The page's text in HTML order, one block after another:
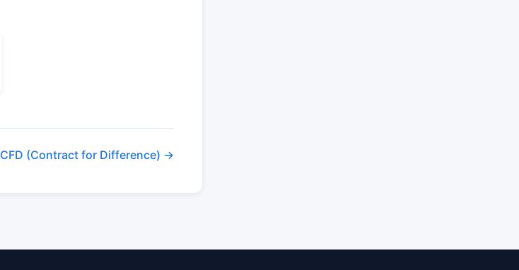
CFD (Contract for Difference) →